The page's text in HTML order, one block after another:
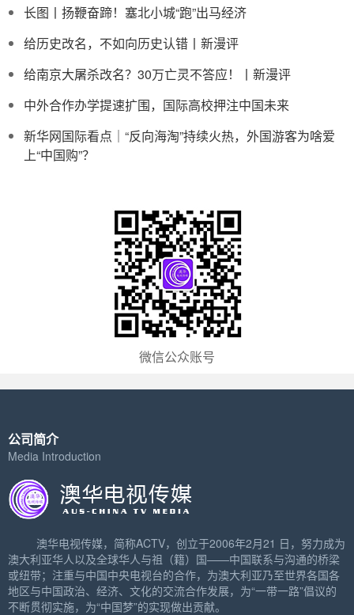
长图丨扬鞭奋蹄！塞北小城“跑”出马经济
给历史改名，不如向历史认错丨新漫评
给南京大屠杀改名？30万亡灵不答应！丨新漫评
中外合作办学提速扩围，国际高校押注中国未来
新华网国际看点｜“反向海淘”持续火热，外国游客为啥爱
上“中国购”？
微信公众账号
公司简介
Media Introduction
澳华电视传媒，简称ACTV，创立于2006年2月21 日，努力成为
澳大利亚华人以及全球华人与祖（籍）国——中国联系与沟通的桥梁
或纽带；注重与中国中央电视台的合作，为澳大利亚乃至世界各国各
地区与中国政治、经济、文化的交流合作发展，为“一带一路”倡议的
不断贯彻实施，为“中国梦”的实现做出贡献。